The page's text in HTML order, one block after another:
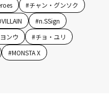
#チャン・グンソク
#n.SSign
ンウ #チョ・ユリ
#MONSTA X